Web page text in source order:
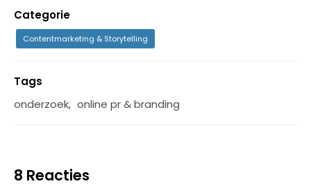
Categorie
Contentmarketing & Storytelling
Tags
onderzoek, online pr & branding
8 Reacties